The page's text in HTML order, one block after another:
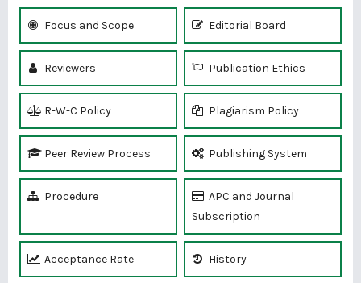
Focus and Scope Editorial Board
Reviewers Publication Ethics
R-W-C Policy Plagiarism Policy
Peer Review Process Publishing System
Procedure
APC and Journal
Subscription
Acceptance Rate History